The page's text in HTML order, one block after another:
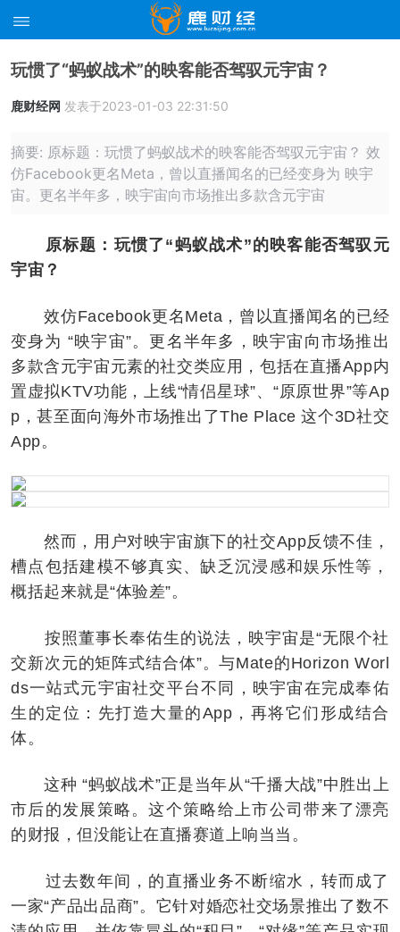
玩惯了“蚂蚁战术”的映客能否驾驭元宇宙？
鹿财经网 发表于2023-01-03 22:31:50
摘要: 原标题：玩惯了蚂蚁战术的映客能否驾驭元宇宙？ 效
仿Facebook更名Meta，曾以直播闻名的已经变身为 映宇
宙。更名半年多，映宇宙向市场推出多款含元宇宙
原标题：玩惯了“蚂蚁战术”的映客能否驾驭元
宇宙？
效仿Facebook更名Meta，曾以直播闻名的已经
变身为 “映宇宙”。更名半年多，映宇宙向市场推出
多款含元宇宙元素的社交类应用，包括在直播App内
置虚拟KTV功能，上线“情侣星球”、“原原世界”等Ap
p，甚至面向海外市场推出了The Place 这个3D社交
App。
然而，用户对映宇宙旗下的社交App反馈不佳，
槽点包括建模不够真实、缺乏沉浸感和娱乐性等，
概括起来就是“体验差”。
按照董事长奉佑生的说法，映宇宙是“无限个社
交新次元的矩阵式结合体”。与Mate的Horizon Worl
ds一站式元宇宙社交平台不同，映宇宙在完成奉佑
生的定位：先打造大量的App，再将它们形成结合
体。
这种 “蚂蚁战术”正是当年从“千播大战”中胜出上
市后的发展策略。这个策略给上市公司带来了漂亮
的财报，但没能让在直播赛道上响当当。
过去数年间，的直播业务不断缩水，转而成了
一家“产品出品商”。它针对婚恋社交场景推出了数不